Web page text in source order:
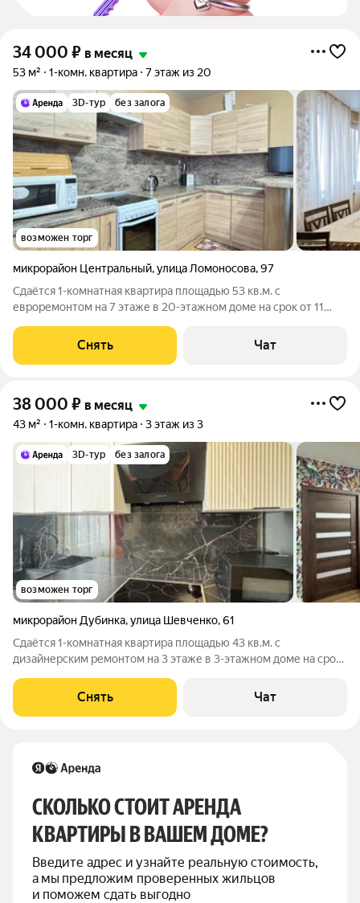
34 000 ₽ в месяц
53 м² 1-комн. квартира 7 этаж из 20
3D-тур без залога
возможен торг
микрорайон Центральный,улица Ломоносова,97
Сдаётся 1-комнатная квартира площадью 53 кв.м. с
евроремонтом на 7 этаже в 20-этажном доме на срок от 11
Стиральная машина Холодильник Кондиционер
Микроволновка Пылесос Дом - монолитный, окна
Снять Чат
38 000 ₽ в месяц
43 м² 1-комн. квартира 3 этаж из 3
3D-тур без залога
возможен торг
микрорайон Дубинка,улица Шевченко,61
Сдаётся 1-комнатная квартира площадью 43 кв.м. с
дизайнерским ремонтом на 3 этаже в 3-этажном доме на срок
Стиральная машина Холодильник Кондиционер Бойлер
Микроволновка Дом - кирпичный,
Снять Чат
СКОЛЬКО СТОИТ АРЕНДА
КВАРТИРЫ В ВАШЕМ ДОМЕ?
Введите адрес и узнайте реальную стоимость,
а мы предложим проверенных жильцов
и поможем сдать выгодно